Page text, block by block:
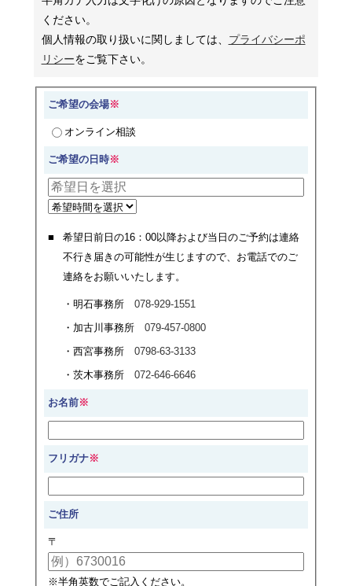
ください。
個人情報の取り扱いに関しましては、 プライバシーポ
リシーをご覧下さい。
ご希望の会場※
オンライン相談
ご希望の日時※
希望日前日の16：00以降および当日のご予約は連絡
不行き届きの可能性が生じますので、 お電話でのご
連絡をお願いいたします。
明石事務所 078-929-1551
加古川事務所 079-457-0800
西宮事務所 0798-63-3133
茨木事務所 072-646-6646
お名前※
フリガナ※
ご住所
〒
※半角英数でご記入ください。